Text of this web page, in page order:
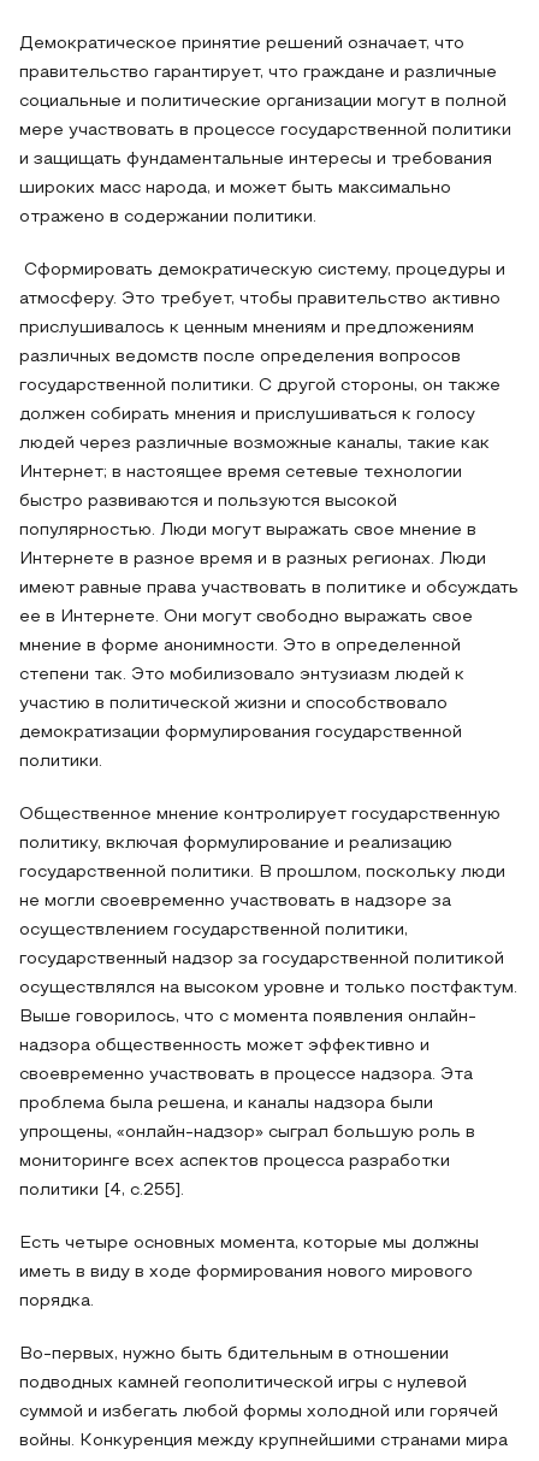
Демократическое принятие решений означает, что
правительство гарантирует, что граждане и различные
социальные и политические организации могут в полной
мере участвовать в процессе государственной политики
и защищать фундаментальные интересы и требования
широких масс народа, и может быть максимально
отражено в содержании политики.
Сформировать демократическую систему, процедуры и
атмосферу. Это требует, чтобы правительство активно
прислушивалось к ценным мнениям и предложениям
различных ведомств после определения вопросов
государственной политики. С другой стороны, он также
должен собирать мнения и прислушиваться к голосу
людей через различные возможные каналы, такие как
Интернет; в настоящее время сетевые технологии
быстро развиваются и пользуются высокой
популярностью. Люди могут выражать свое мнение в
Интернете в разное время и в разных регионах. Люди
имеют равные права участвовать в политике и обсуждать
ее в Интернете. Они могут свободно выражать свое
мнение в форме анонимности. Это в определенной
степени так. Это мобилизовало энтузиазм людей к
участию в политической жизни и способствовало
демократизации формулирования государственной
политики.
Общественное мнение контролирует государственную
политику, включая формулирование и реализацию
государственной политики. В прошлом, поскольку люди
не могли своевременно участвовать в надзоре за
осуществлением государственной политики,
государственный надзор за государственной политикой
осуществлялся на высоком уровне и только постфактум.
Выше говорилось, что с момента появления онлайн-
надзора общественность может эффективно и
своевременно участвовать в процессе надзора. Эта
проблема была решена, и каналы надзора были
упрощены, «онлайн-надзор» сыграл большую роль в
мониторинге всех аспектов процесса разработки
политики [4, с.255].
Есть четыре основных момента, которые мы должны
иметь в виду в ходе формирования нового мирового
порядка.
Во-первых, нужно быть бдительным в отношении
подводных камней геополитической игры с нулевой
суммой и избегать любой формы холодной или горячей
войны. Конкуренция между крупнейшими странами мира